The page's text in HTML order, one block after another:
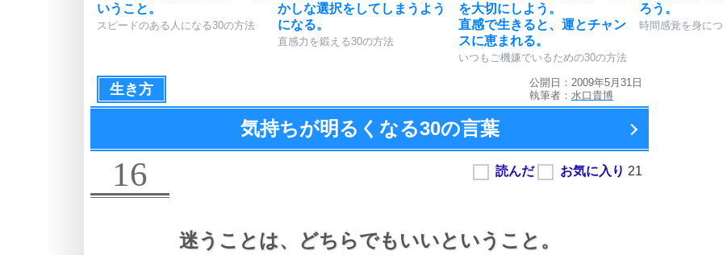
いうこと。
スピードのある人になる30の方法
かしな選択をしてしまうよう
になる。
直感力を鍛える30の方法
を大切にしよう。
直感で生きると、運とチャン
スに恵まれる。
いつもご機嫌でいるための30の方法
ろう。
時間感覚を身に
生き方
公開日：2009年5月31日
執筆者： 水口貴博
気持ちが明るくなる30の言葉
16
迷うことは、 どちらでもいいということ。